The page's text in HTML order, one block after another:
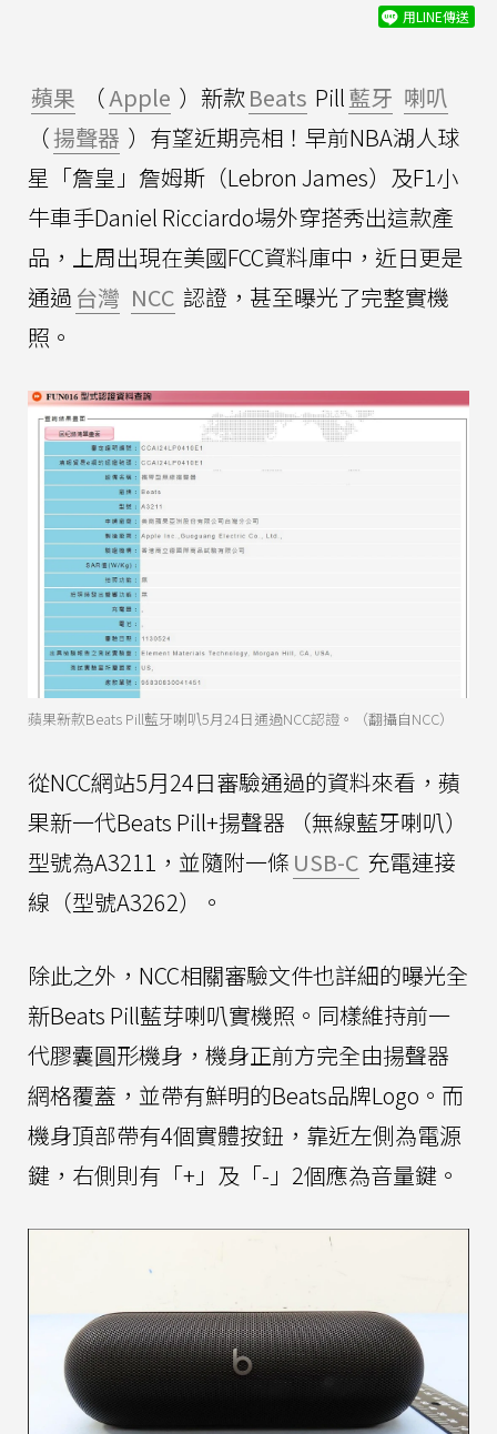
用LINE傳送
蘋果 （Apple ）新款Beats Pill藍牙 喇叭
（揚聲器 ）有望近期亮相！早前NBA湖人球
星「詹皇」詹姆斯（Lebron James）及F1小
牛車手Daniel Ricciardo場外穿搭秀出這款產
品，上周出現在美國FCC資料庫中，近日更是
通過 台灣 NCC 認證，甚至曝光了完整實機
照。
蘋果新款Beats Pill藍牙喇叭5月24日通過NCC認證。（翻攝自NCC）
從NCC網站5月24日審驗通過的資料來看，蘋
果新一代Beats Pill+揚聲器 （無線藍牙喇叭）
型號為A3211，並隨附一條 USB-C 充電連接
線（型號A3262）。
除此之外，NCC相關審驗文件也詳細的曝光全
新Beats Pill藍芽喇叭實機照。同樣維持前一
代膠囊圓形機身，機身正前方完全由揚聲器
網格覆蓋，並帶有鮮明的Beats品牌Logo。而
機身頂部帶有4個實體按鈕，靠近左側為電源
鍵，右側則有「+」及「-」2個應為音量鍵。